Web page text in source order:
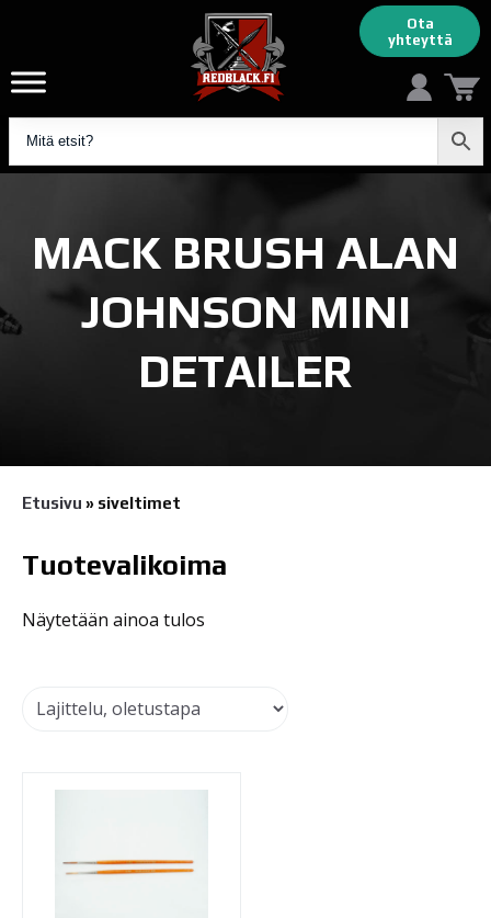
Ota
yhteyttä
MACK BRUSH ALAN
JOHNSON MINI
DETAILER
Etusivu » siveltimet
Tuotevalikoima
Näytetään ainoa tulos